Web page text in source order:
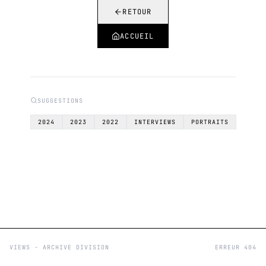
RETOUR
ACCUEIL
SUGGESTIONS
2024 2023 2022 INTERVIEWS PORTRAITS
VIEWS - ARCHIVE DIVISION ERREUR 404